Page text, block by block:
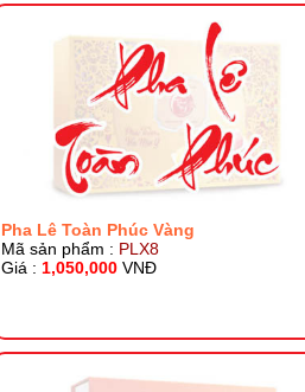
Pha Lê Toàn Phúc Vàng
Mã sản phẩm : PLX8
Giá : 1,050,000 VNĐ